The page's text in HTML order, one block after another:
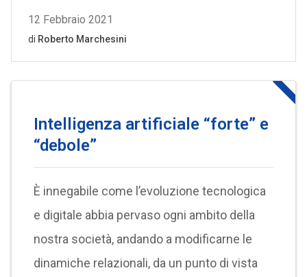
Intelligenza artificiale “forte” e
“debole”
È innegabile come l’evoluzione tecnologica
e digitale abbia pervaso ogni ambito della
nostra società, andando a modificarne le
dinamiche relazionali, da un punto di vista